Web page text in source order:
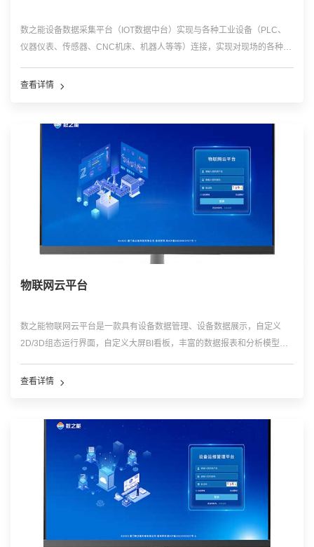
数之能设备数据采集平台（IOT数据中台）实现与各种工业设备（PLC、
仪器仪表、传感器、CNC机床、机器人等等）连接，实现对现场的各种工
台，为各种工业物联网平台、工业互联网平台和工业软件提供开放的数据
洗，过滤，处理和存储及共享。
查看详情
物联网云平台
数之能物联网云平台是一款具有设备数据管理、设备数据展示，自定义
2D/3D组态运行界面，自定义大屏BI看板，丰富的数据报表和分析模型，
适配性和扩展性强，满足企业不同需求，帮助企业搭建不同的可视化管理
供热供冷管理、智慧城市、应急管理等领域。
查看详情